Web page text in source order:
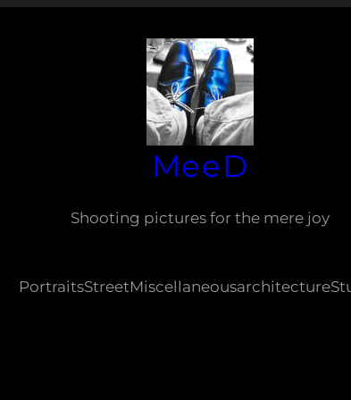
MeeD
Shooting pictures for the mere joy
PortraitsStreetMiscellaneousarchitecture